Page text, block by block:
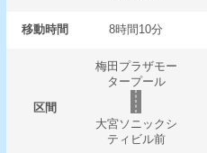
移動時間 8時間10分
区間
梅田プラザモー
タープール
大宮ソニックシ
ティビル前